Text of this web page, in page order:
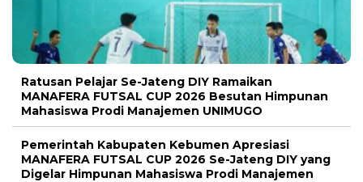
Ratusan Pelajar Se-Jateng DIY Ramaikan
MANAFERA FUTSAL CUP 2026 Besutan Himpunan
Mahasiswa Prodi Manajemen UNIMUGO
Pemerintah Kabupaten Kebumen Apresiasi
MANAFERA FUTSAL CUP 2026 Se-Jateng DIY yang
Digelar Himpunan Mahasiswa Prodi Manajemen